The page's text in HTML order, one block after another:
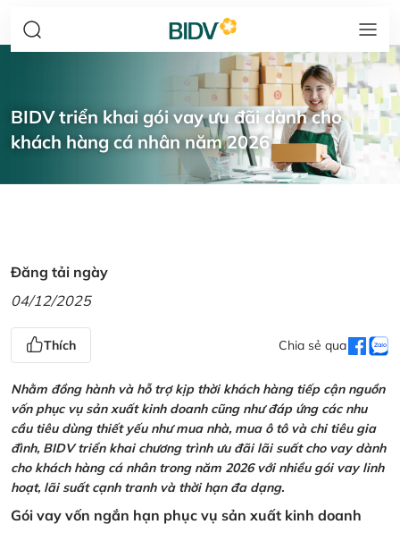
BIDV triển khai gói vay ưu đãi dành cho
khách hàng cá nhân năm 2026
Đăng tải ngày
04/12/2025
Thích Chia sẻ qua
Nhằm đồng hành và hỗ trợ kịp thời khách hàng tiếp cận nguồn
vốn phục vụ sản xuất kinh doanh cũng như đáp ứng các nhu
cầu tiêu dùng thiết yếu như mua nhà, mua ô tô và chi tiêu gia
đình, BIDV triển khai chương trình ưu đãi lãi suất cho vay dành
cho khách hàng cá nhân trong năm 2026 với nhiều gói vay linh
hoạt, lãi suất cạnh tranh và thời hạn đa dạng.
Gói vay vốn ngắn hạn phục vụ sản xuất kinh doanh